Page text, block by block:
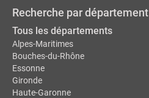
Recherche par département
Tous les départements
Alpes-Maritimes
Bouches-du-Rhône
Essonne
Gironde
Haute-Garonne